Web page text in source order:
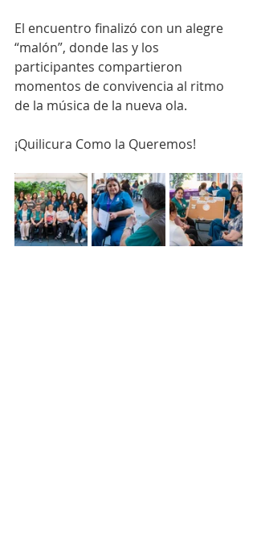
El encuentro finalizó con un alegre
“malón”, donde las y los
participantes compartieron
momentos de convivencia al ritmo
de la música de la nueva ola.
¡Quilicura Como la Queremos!